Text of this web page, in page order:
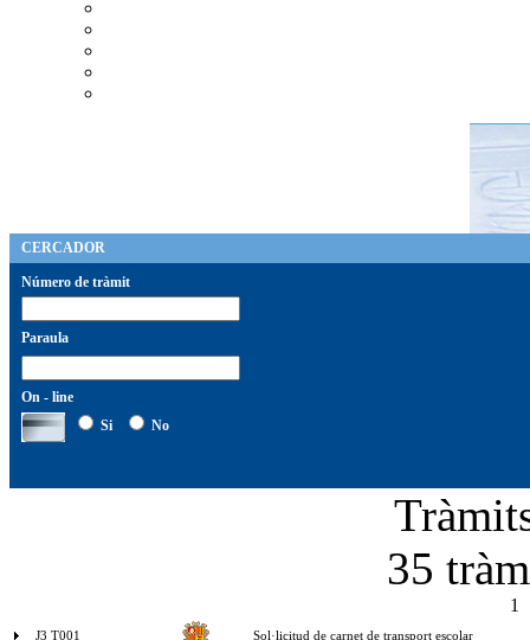
CERCADOR
Número de tràmit
Paraula
On - line
Si
No
35
1
J3 T001 Sol·licitud de carnet de transport escolar